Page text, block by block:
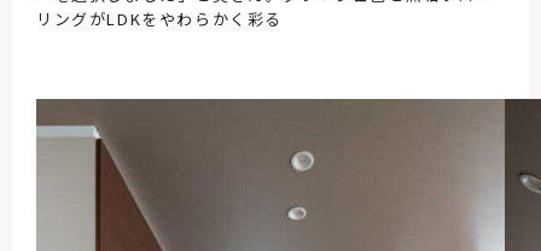
リングがLDKをやわらかく彩る